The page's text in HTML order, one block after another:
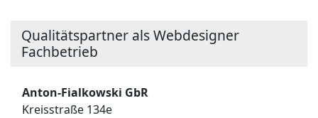
Qualitätspartner als Webdesigner
Fachbetrieb
Anton-Fialkowski GbR
Kreisstraße 134e